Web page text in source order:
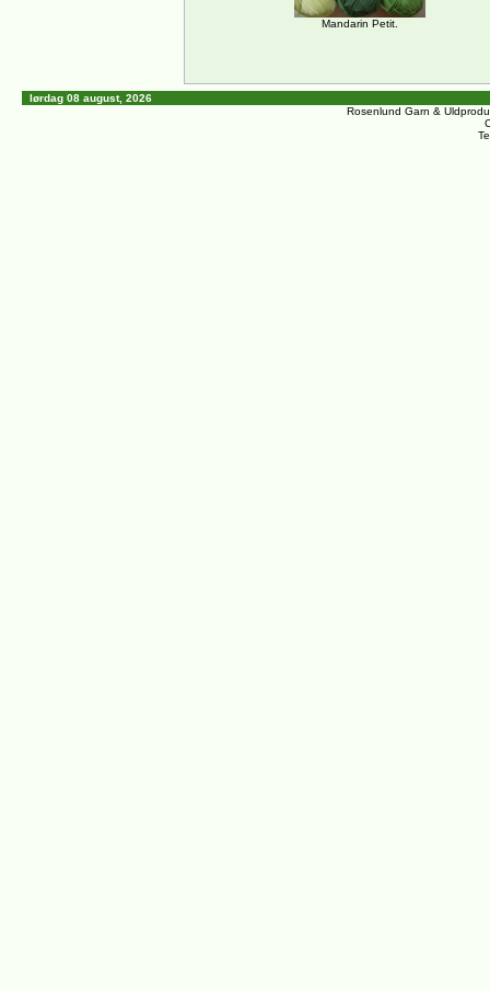
Mandarin Petit.
lørdag 08 august, 2026
Rosenlund Garn &